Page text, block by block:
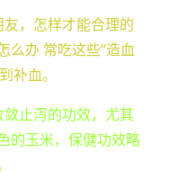
，怎样才能合理的
么办 常吃这些“造血
补血。
止泻的功效，尤其
的玉米，保健功效略